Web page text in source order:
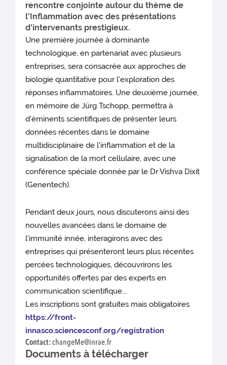
rencontre conjointe autour du thème de
l'Inflammation avec des présentations
d'intervenants prestigieux.
Une première journée à dominante
technologique, en partenariat avec plusieurs
entreprises, sera consacrée aux approches de
biologie quantitative pour l'exploration des
réponses inflammatoires. Une deuxième journée,
en mémoire de Jürg Tschopp, permettra à
d'éminents scientifiques de présenter leurs
données récentes dans le domaine
multidisciplinaire de l'inflammation et de la
signalisation de la mort cellulaire, avec une
conférence spéciale donnée par le Dr Vishva Dixit
(Genentech).
Pendant deux jours, nous discuterons ainsi des
nouvelles avancées dans le domaine de
l'immunité innée, interagirons avec des
entreprises qui présenteront leurs plus récentes
percées technologiques, découvrirons les
opportunités offertes par des experts en
communication scientifique...
Les inscriptions sont gratuites mais obligatoires
https://front-
innasco.sciencesconf.org/registration
Contact:changeMe@inrae.fr
Documents à télécharger